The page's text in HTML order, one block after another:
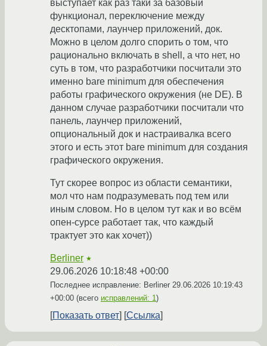
выступает как раз таки за базовый
функционал, переключение между
десктопами, лаунчер приложений, док.
Можно в целом долго спорить о том, что
рационально включать в shell, а что нет, но
суть в том, что разработчики посчитали это
именно bare minimum для обеспечения
работы графического окружения (не DE). В
данном случае разработчики посчитали что
панель, лаунчер приложений,
опциональный док и настраивалка всего
этого и есть этот bare minimum для создания
графического окружения.
Тут скорее вопрос из области семантики,
мол что нам подразумевать под тем или
иным словом. Но в целом тут как и во всём
опен-сурсе работает так, что каждый
трактует это как хочет))
Berliner ★
29.06.2026 10:18:48 +00:00
Последнее исправление: Berliner 29.06.2026 10:19:43
+00:00 (всего исправлений: 1)
Показать ответ Ссылка